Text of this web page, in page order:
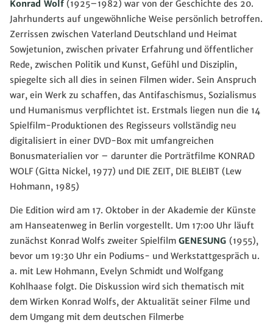
Konrad Wolf (1925–1982) war von der Geschichte des 20.
Jahrhunderts auf ungewöhnliche Weise persönlich betroffen.
Zerrissen zwischen Vaterland Deutschland und Heimat
Sowjetunion, zwischen privater Erfahrung und öffentlicher
Rede, zwischen Politik und Kunst, Gefühl und Disziplin,
spiegelte sich all dies in seinen Filmen wider. Sein Anspruch
war, ein Werk zu schaffen, das Antifaschismus, Sozialismus
und Humanismus verpflichtet ist. Erstmals liegen nun die 14
Spielfilm-Produktionen des Regisseurs vollständig neu
digitalisiert in einer DVD-Box mit umfangreichen
Bonusmaterialien vor – darunter die Porträtfilme KONRAD
WOLF (Gitta Nickel, 1977) und DIE ZEIT, DIE BLEIBT (Lew
Hohmann, 1985)
Die Edition wird am 17. Oktober in der Akademie der Künste
am Hanseatenweg in Berlin vorgestellt. Um 17:00 Uhr läuft
zunächst Konrad Wolfs zweiter Spielfilm GENESUNG (1955),
bevor um 19:30 Uhr ein Podiums- und Werkstattgespräch u.
a. mit Lew Hohmann, Evelyn Schmidt und Wolfgang
Kohlhaase folgt. Die Diskussion wird sich thematisch mit
dem Wirken Konrad Wolfs, der Aktualität seiner Filme und
dem Umgang mit dem deutschen Filmerbe